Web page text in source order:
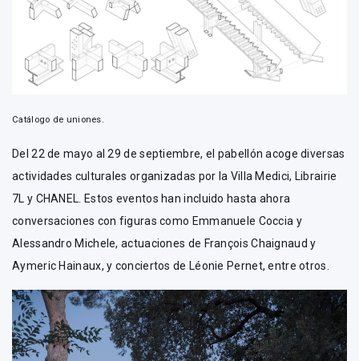
Catálogo de uniones.
Del 22 de mayo al 29 de septiembre, el pabellón acoge diversas
actividades culturales organizadas por la Villa Medici, Librairie
7L y CHANEL. Estos eventos han incluido hasta ahora
conversaciones con figuras como Emmanuele Coccia y
Alessandro Michele, actuaciones de François Chaignaud y
Aymeric Hainaux, y conciertos de Léonie Pernet, entre otros.